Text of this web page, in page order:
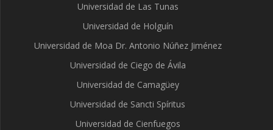
Universidad de Las Tunas
Universidad de Holguín
Universidad de Moa Dr. Antonio Núñez Jiménez
Universidad de Ciego de Ávila
Universidad de Camagüey
Universidad de Sancti Spíritus
Universidad de Cienfuegos